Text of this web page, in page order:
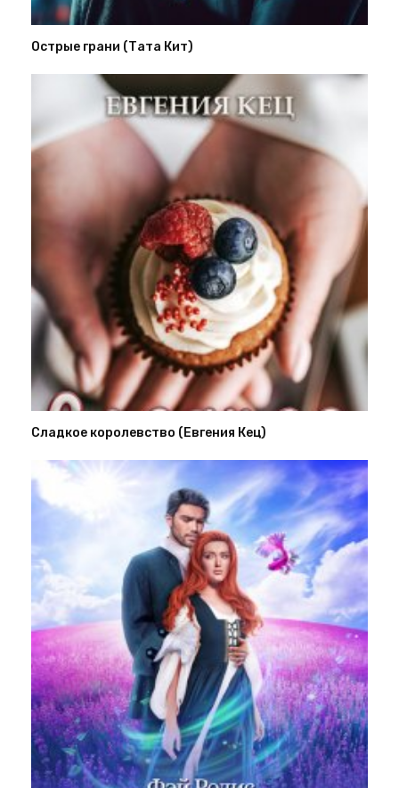
Острые грани (Тата Кит)
Сладкое королевство (Евгения Кец)